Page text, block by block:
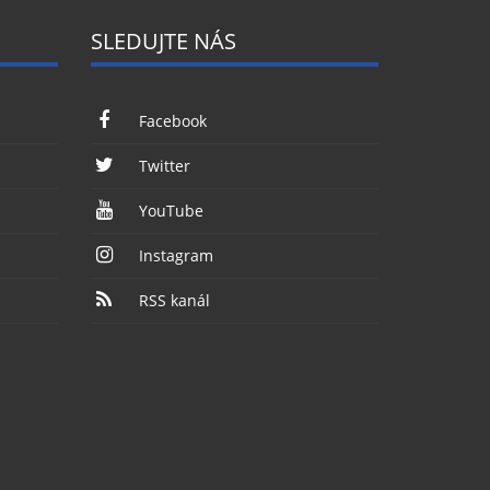
SLEDUJTE NÁS
Facebook
Twitter
YouTube
Instagram
RSS kanál